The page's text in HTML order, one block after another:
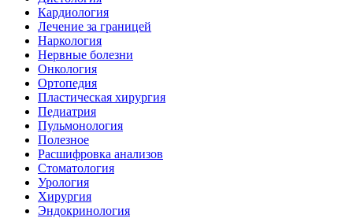
Кардиология
Лечение за границей
Наркология
Нервные болезни
Онкология
Ортопедия
Пластическая хирургия
Педиатрия
Пульмонология
Полезное
Расшифровка анализов
Стоматология
Урология
Хирургия
Эндокринология